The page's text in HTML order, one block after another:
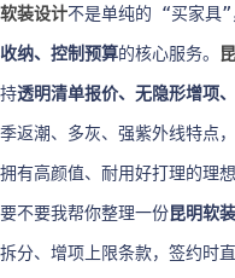
软装设计不是单纯的 “买家具”
收纳、控制预算的核心服务。
持透明清单报价、无隐形增项
季返潮、多灰、强紫外线特点
拥有高颜值、耐用好打理的理想
要不要我帮你整理一份昆明软
拆分、增项上限条款，签约时